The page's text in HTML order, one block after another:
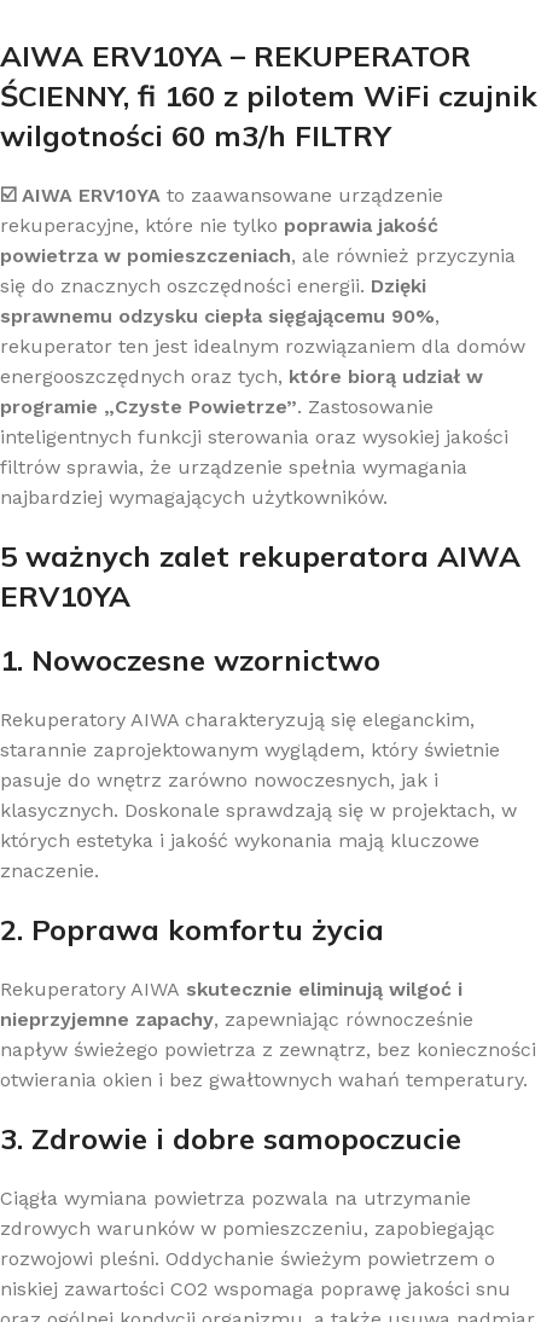
AIWA ERV10YA – REKUPERATOR
ŚCIENNY, fi 160 z pilotem WiFi czujnik
wilgotności 60 m3/h FILTRY
☑️ AIWA ERV10YA to zaawansowane urządzenie
rekuperacyjne, które nie tylko poprawia jakość
powietrza w pomieszczeniach, ale również przyczynia
się do znacznych oszczędności energii. Dzięki
sprawnemu odzysku ciepła sięgającemu 90%,
rekuperator ten jest idealnym rozwiązaniem dla domów
energooszczędnych oraz tych, które biorą udział w
programie „Czyste Powietrze”. Zastosowanie
inteligentnych funkcji sterowania oraz wysokiej jakości
filtrów sprawia, że urządzenie spełnia wymagania
najbardziej wymagających użytkowników.
5 ważnych zalet rekuperatora AIWA
ERV10YA
1. Nowoczesne wzornictwo
Rekuperatory AIWA charakteryzują się eleganckim,
starannie zaprojektowanym wyglądem, który świetnie
pasuje do wnętrz zarówno nowoczesnych, jak i
klasycznych. Doskonale sprawdzają się w projektach, w
których estetyka i jakość wykonania mają kluczowe
znaczenie.
2. Poprawa komfortu życia
Rekuperatory AIWA skutecznie eliminują wilgoć i
nieprzyjemne zapachy, zapewniając równocześnie
napływ świeżego powietrza z zewnątrz, bez konieczności
otwierania okien i bez gwałtownych wahań temperatury.
3. Zdrowie i dobre samopoczucie
Ciągła wymiana powietrza pozwala na utrzymanie
zdrowych warunków w pomieszczeniu, zapobiegając
rozwojowi pleśni. Oddychanie świeżym powietrzem o
niskiej zawartości CO2 wspomaga poprawę jakości snu